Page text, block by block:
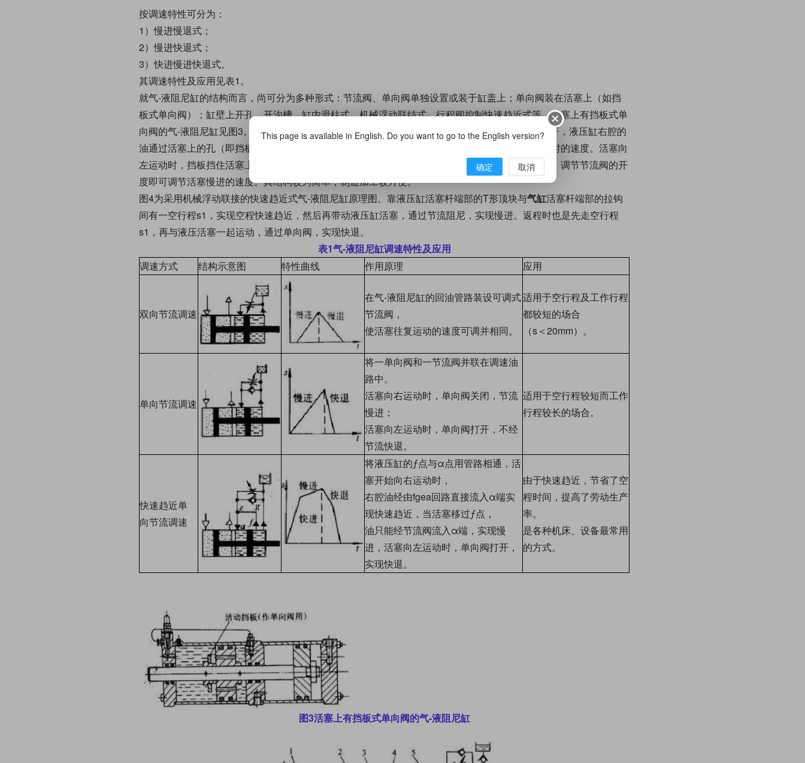
按调速特性可分为：
1）慢进慢退式；
2）慢进快退式；
3）快进慢进快退式。
其调速特性及应用见表1。
就气-液阻尼缸的结构而言，尚可分为多种形式：节流阀、单向阀单独设置或装于缸盖上；单向阀装在活塞上（如挡
板式单向阀）；缸壁上开孔、开沟槽、缸内滑柱式、机械浮动联结式、行程阀控制快速趋近式等。活塞上有挡板式单
向阀的气-液阻尼缸见图3。活塞上带有挡板式单向阀，活塞向右运动时，挡板离开活塞，单向阀打开，液压缸右腔的
油通过活塞上的孔（即挡板单向阀孔）流至左腔，实现快退，用活塞上孔的多少和大小来控制快退时的速度。活塞向
左运动时，挡板挡住活塞上的孔，单向阀关闭，液压缸左腔的油经节流阀流至右腔（经缸外管路）。调节节流阀的开
度即可调节活塞慢进的速度。其结构较为简单，制造加工较方便。
图4为采用机械浮动联接的快速趋近式气-液阻尼缸原理图。靠液压缸活塞杆端部的T形顶块与气缸活塞杆端部的拉钩
间有一空行程s1，实现空程快速趋近，然后再带动液压缸活塞，通过节流阻尼，实现慢进。返程时也是先走空行程
s1，再与液压活塞一起运动，通过单向阀，实现快退。
表1气-液阻尼缸调速特性及应用
调速方式
结构示意图 特性曲线 作用原理 应用
双向节流调速
在气-液阻尼缸的回油管路装设可调式
节流阀，
使活塞往复运动的速度可调并相同。
适用于空行程及工作行程
都较短的场合
（s＜20mm）。
单向节流调速
将一单向阀和一节流阀并联在调速油
路中。
活塞向右运动时，单向阀关闭，节流
慢进；
活塞向左运动时，单向阀打开，不经
节流快退。
适用于空行程较短而工作
行程较长的场合。
快速趋近单
向节流调速
将液压缸的ƒ点与α点用管路相通，活
塞开始向右运动时，
右腔油经由fgea回路直接流入α端实
现快速趋近，当活塞移过ƒ点，
油只能经节流阀流入α端，实现慢
进，活塞向左运动时，单向阀打开，
实现快退。
由于快速趋近，节省了空
程时间，提高了劳动生产
率。
是各种机床、设备最常用
的方式。
图3活塞上有挡板式单向阀的气-液阻尼缸
This page is available in English. Do you want to go to the English version?
确定 取消